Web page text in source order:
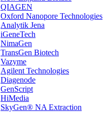
QIAGEN
Oxford Nanopore Technologies
Analytik Jena
iGeneTech
NimaGen
TransGen Biotech
Vazyme
Agilent Technologies
Diagenode
GenScript
HiMedia
SkyGen® NA Extraction